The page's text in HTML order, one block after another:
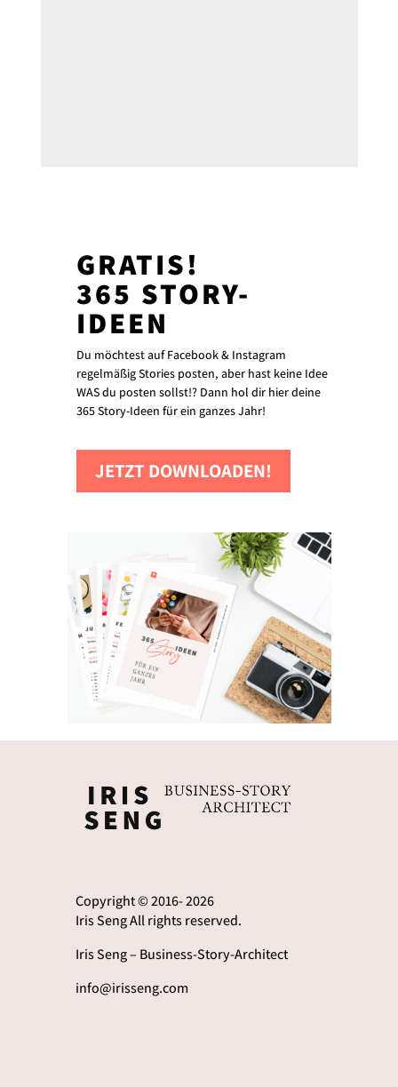
GRATIS!
365 STORY-
IDEEN
Du möchtest auf Facebook & Instagram
regelmäßig Stories posten, aber hast keine Idee
WAS du posten sollst!? Dann hol dir hier deine
365 Story-Ideen für ein ganzes Jahr!
JETZT DOWNLOADEN!
Copyright © 2016- 2026
Iris Seng All rights reserved.
Iris Seng – Business-Story-Architect
info@irisseng.com